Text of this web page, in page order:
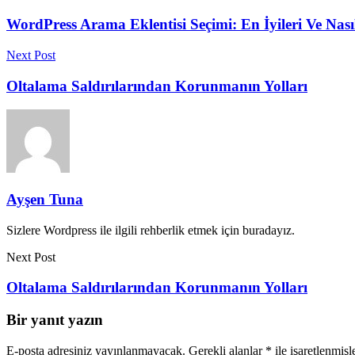
WordPress Arama Eklentisi Seçimi: En İyileri Ve
Next Post
Oltalama Saldırılarından Korunmanın Yolları
Ayşen Tuna
Sizlere Wordpress ile ilgili rehberlik etmek için buradayız.
Next Post
Oltalama Saldırılarından Korunmanın Yolları
Bir yanıt yazın
E-posta adresiniz yayınlanmayacak. Gerekli alanlar * ile